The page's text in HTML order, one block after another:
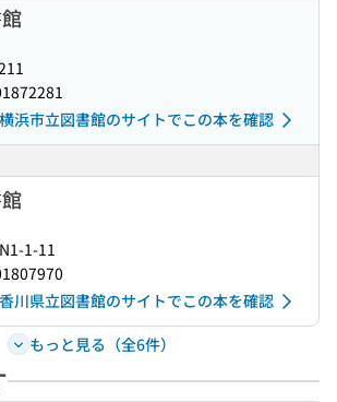
横浜市立図書館のサイトでこの本を確認
1-11
香川県立図書館のサイトでこの本を確認
もっと見る（全6件）